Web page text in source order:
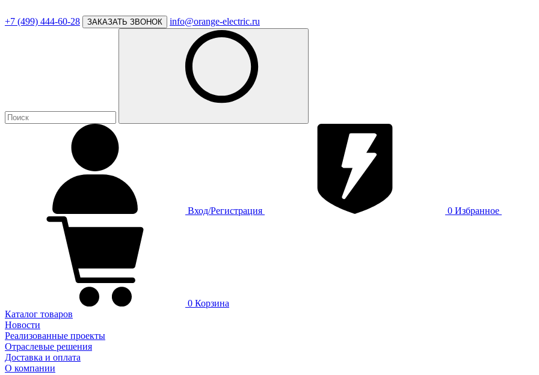
+7 (499) 444-60-28 ЗАКАЗАТЬ ЗВОНОК info@orange-electric.ru
Вход/Регистрация 0 Избранное
0 Корзина
Каталог товаров
Новости
Реализованные проекты
Отраслевые решения
Доставка и оплата
О компании